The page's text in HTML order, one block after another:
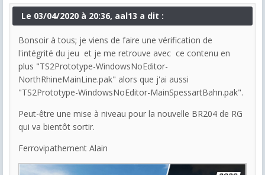
Le 03/04/2020 à 20:36, aal13 a dit :
Bonsoir à tous; je viens de faire une vérification de
l'intégrité du jeu et je me retrouve avec ce contenu en
plus "TS2Prototype-WindowsNoEditor-
NorthRhineMainLine.pak" alors que j'ai aussi
"TS2Prototype-WindowsNoEditor-MainSpessartBahn.pak".
Peut-être une mise à niveau pour la nouvelle BR204 de RG
qui va bientôt sortir.
Ferrovipathement Alain